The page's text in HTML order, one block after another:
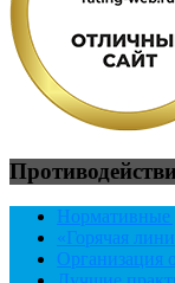
Нормативные
«Горячая
Организация